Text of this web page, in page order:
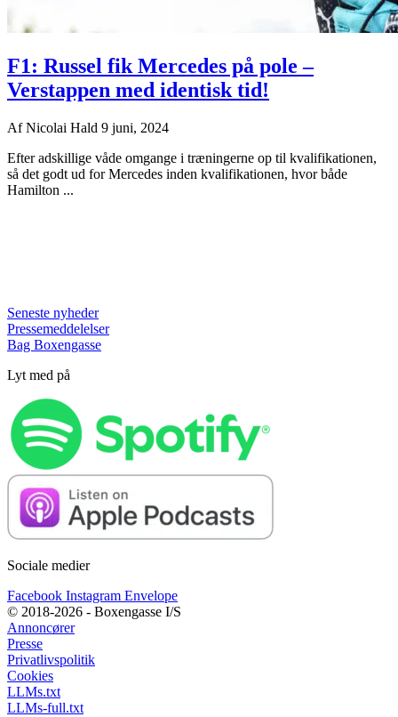
F1: Russel fik Mercedes på pole –
Verstappen med identisk tid!
AfNicolai Hald 9 juni, 2024
Efter adskillige våde omgange i træningerne op til kvalifikationen,
så det godt ud for Mercedes inden kvalifikationen, hvor både
Hamilton ...
Seneste nyheder
Pressemeddelelser
Bag Boxengasse
Lyt med på
Sociale medier
Facebook Instagram Envelope
© 2018-2026 - Boxengasse I/S
Annoncører
Presse
Privatlivspolitik
Cookies
LLMs.txt
LLMs-full.txt